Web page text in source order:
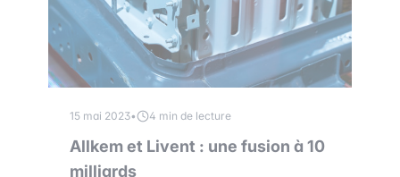
15 mai 2023• 4 min de lecture
Allkem et Livent : une fusion à 10
milliards